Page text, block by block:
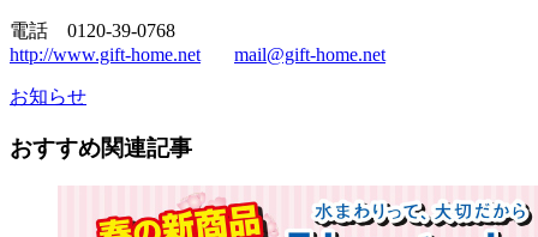
電話 0120-39-0768
http://www.gift-home.net
mail@gift-home.net
お知らせ
おすすめ関連記事